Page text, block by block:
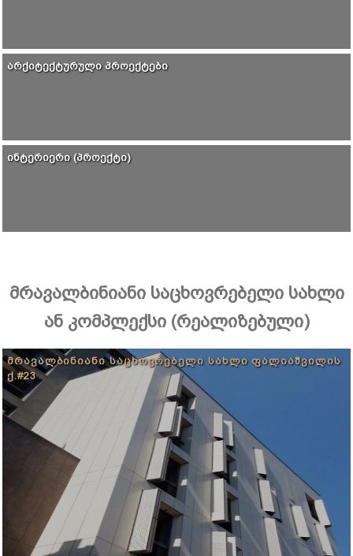
ᲐᲠᲥᲘᲢᲔᲥᲢᲣᲠᲣᲚᲘ ᲞᲠᲝᲔᲥᲢᲔᲑᲘ
ᲘᲜᲢᲔᲠᲘᲔᲠᲘ (ᲞᲠᲝᲔᲥᲢᲘ)
მრავალბინიანი საცხოვრებელი სახლი
ან კომპლექსი (რეალიზებული)
ᲛᲠᲐᲕᲐᲚᲑᲘᲜᲘᲐᲜᲘ ᲡᲐᲪᲮᲝᲕᲠᲔᲑᲔᲚᲘ ᲡᲐᲮᲚᲘ ᲤᲐᲚᲘᲐᲨᲕᲘᲚᲘᲡ
Ქ.#23